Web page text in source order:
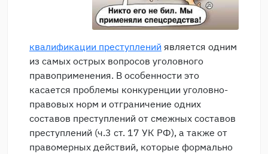
квалификации преступлений является одним
из самых острых вопросов уголовного
правоприменения. В особенности это
касается проблемы конкуренции уголовно-
правовых норм и отграничение одних
составов преступлений от смежных составов
преступлений (ч.3 ст. 17 УК РФ), а также от
правомерных действий, которые формально